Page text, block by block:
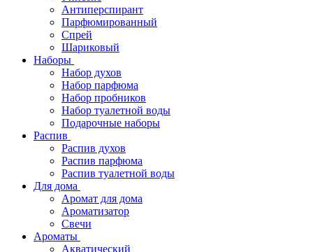
Антиперспирант
Парфюмированный
Спрей
Шариковый
Наборы
Набор духов
Набор парфюма
Набор пробников
Набор туалетной воды
Подарочные наборы
Распив
Распив духов
Распив парфюма
Распив туалетной воды
Для дома
Аромат для дома
Ароматизатор
Свечи
Ароматы
Акватический